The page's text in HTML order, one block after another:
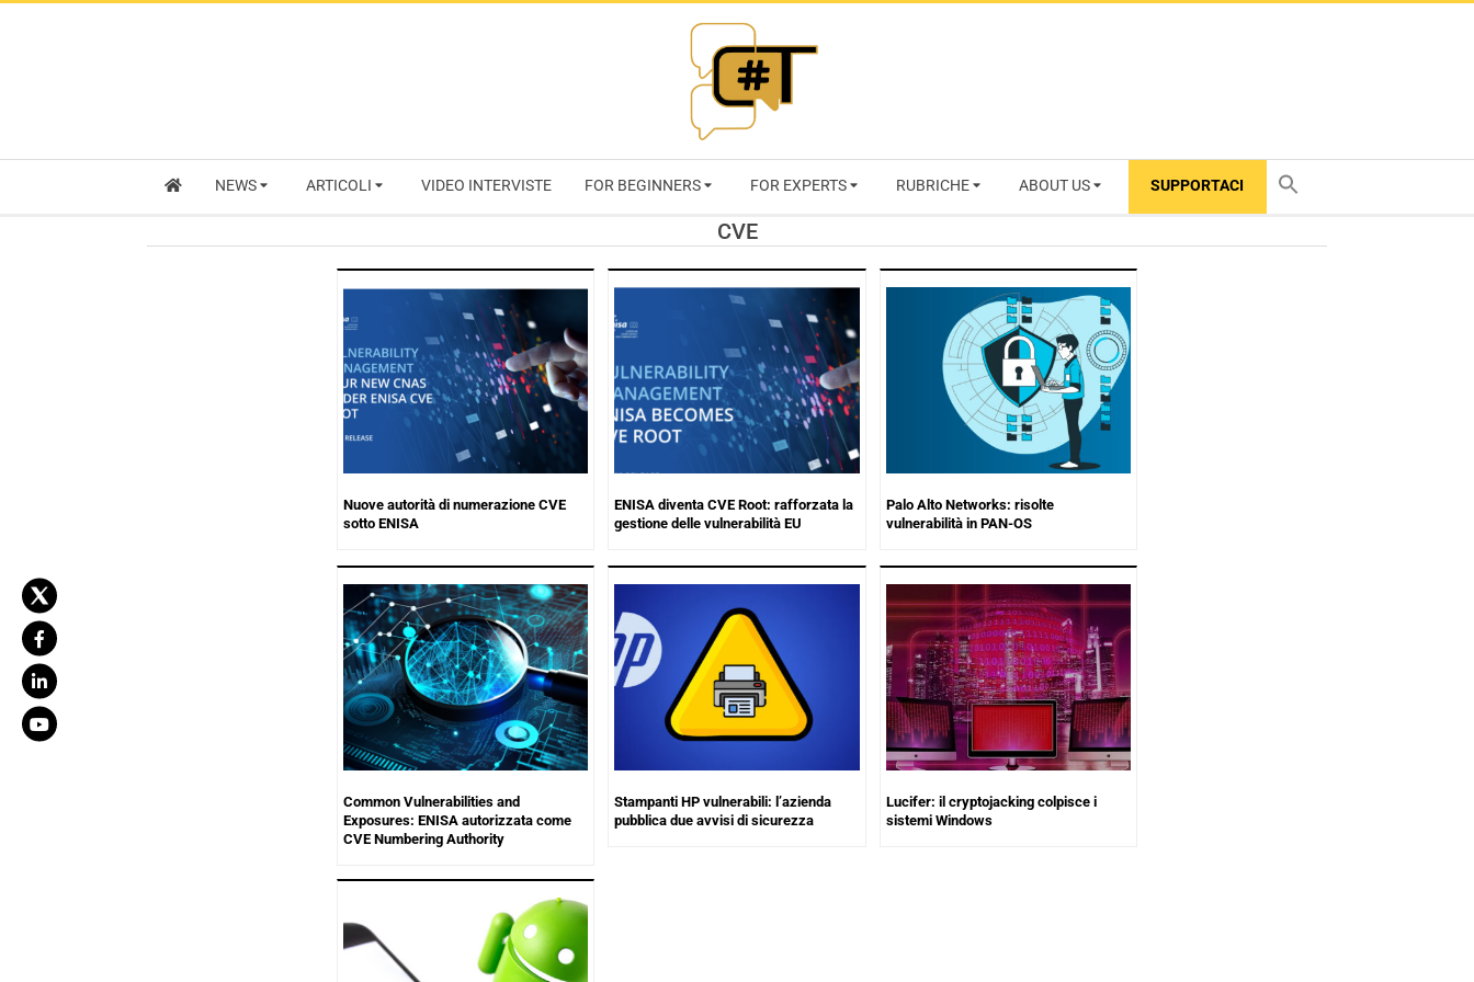
RIVISTA
CYBERSECURITY
TRENDS
NEWS ARTICOLI VIDEO INTERVISTE FOR BEGINNERS FOR EXPERTS RUBRICHE ABOUT US SUPPORTACI
CVE
Nuove autorità di numerazione CVE
sotto ENISA
ENISA diventa CVE Root: rafforzata la
gestione delle vulnerabilità EU
Palo Alto Networks: risolte
vulnerabilità in PAN-OS
Common Vulnerabilities and
Exposures: ENISA autorizzata come
CVE Numbering Authority
Stampanti HP vulnerabili: l’azienda
pubblica due avvisi di sicurezza
Lucifer: il cryptojacking colpisce i
sistemi Windows